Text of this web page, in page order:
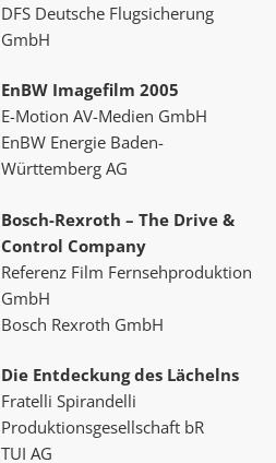
DFS Deutsche Flugsicherung
GmbH
EnBW Imagefilm 2005
E-Motion AV-Medien GmbH
EnBW Energie Baden-
Württemberg AG
Bosch-Rexroth – The Drive &
Control Company
Referenz Film Fernsehproduktion
GmbH
Bosch Rexroth GmbH
Die Entdeckung des Lächelns
Fratelli Spirandelli
Produktionsgesellschaft bR
TUI AG